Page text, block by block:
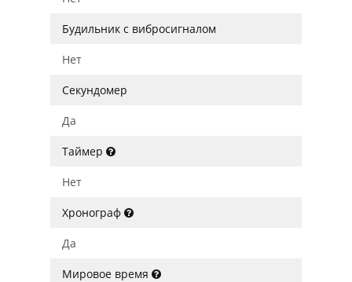
Будильник с вибросигналом
Нет
Секундомер
Да
Таймер
Нет
Хронограф
Да
Мировое время